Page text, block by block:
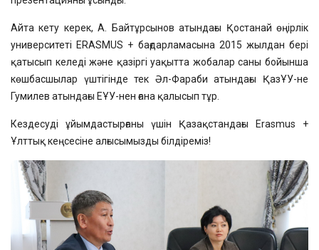
Айта кету керек, А. Байтұрсынов атындағы Қостанай өңірлік
университеті ERASMUS + бағдарламасына 2015 жылдан бері
қатысып келеді және қазіргі уақытта жобалар саны бойынша
көшбасшылар үштігінде тек Әл-Фараби атындағы ҚазҰУ-не
Гумилев атындағы ЕҰУ-нен ғана қалысып тұр.
Кездесуді ұйымдастырғаны үшін Қазақстандағы Erasmus +
Ұлттық кеңсесіне алғысымызды білдіреміз!